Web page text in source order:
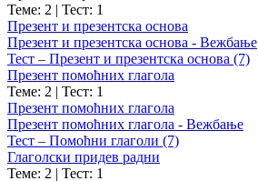
Теме: 2 | Тест: 1
Презент и презентска основа
Презент и презентска основа - Вежбање
Тест – Презент и презентска основа (7)
Презент помоћних глагола
Теме: 2 | Тест: 1
Презент помоћних глагола
Презент помоћних глагола - Вежбање
Тест – Помоћни глаголи (7)
Глаголски придев радни
Теме: 2 | Тест: 1